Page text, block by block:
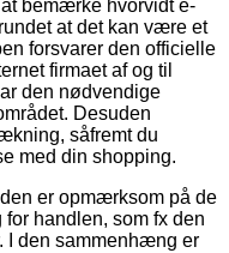
bemærke hvorvidt e-
at det kan være et
forsvarer den officielle
firmaet af og til
den nødvendige
Desuden
såfremt du
med din shopping.
er opmærksom på de
handlen, som fx den
I den sammenhæng er